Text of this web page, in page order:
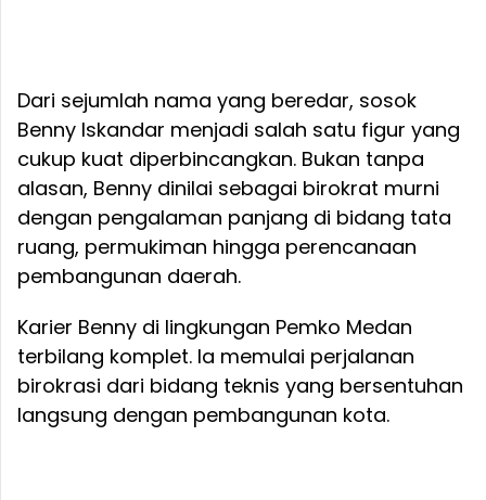
Dari sejumlah nama yang beredar, sosok
Benny Iskandar menjadi salah satu figur yang
cukup kuat diperbincangkan. Bukan tanpa
alasan, Benny dinilai sebagai birokrat murni
dengan pengalaman panjang di bidang tata
ruang, permukiman hingga perencanaan
pembangunan daerah.
Karier Benny di lingkungan Pemko Medan
terbilang komplet. Ia memulai perjalanan
birokrasi dari bidang teknis yang bersentuhan
langsung dengan pembangunan kota.